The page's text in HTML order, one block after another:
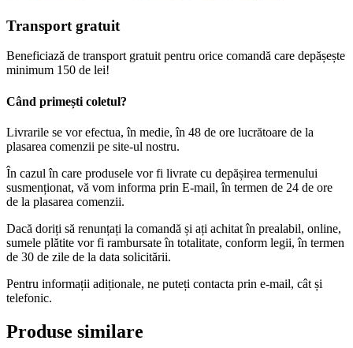
Transport gratuit
Beneficiază de transport gratuit pentru orice comandă care depășește
minimum 150 de lei!
Când primești coletul?
Livrarile se vor efectua, în medie, în 48 de ore lucrătoare de la
plasarea comenzii pe site-ul nostru.
În cazul în care produsele vor fi livrate cu depășirea termenului
susmenționat, vă vom informa prin E-mail, în termen de 24 de ore
de la plasarea comenzii.
Dacă doriți să renunțați la comandă și ați achitat în prealabil, online,
sumele plătite vor fi rambursate în totalitate, conform legii, în termen
de 30 de zile de la data solicitării.
Pentru informații adiționale, ne puteți contacta prin e-mail, cât și
telefonic.
Produse similare